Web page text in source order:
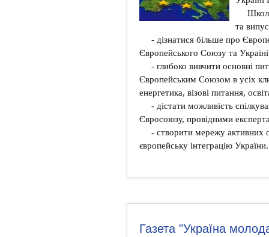
та
- дізнатися більше про
Європейського Союзу та
- глибоко вивчити основні
Європейським Союзом в усіх
енергетика, візові питання,
- дістати можливість
Євросоюзу, провідними
- створити мережу активних
європейську інтеграцію України.
Газета "Україна